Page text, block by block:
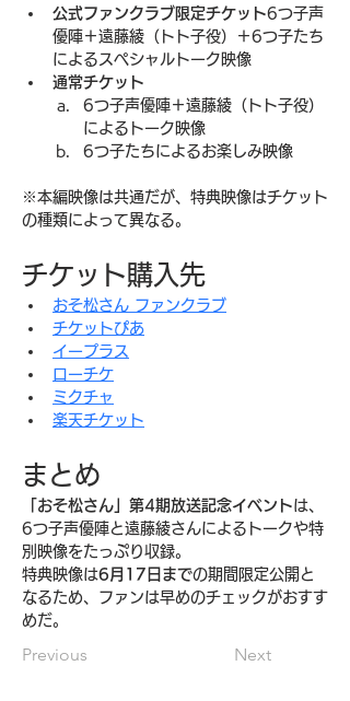
公式ファンクラブ限定チケット6つ子声
優陣＋遠藤綾（トト子役）＋6つ子たち
によるスペシャルトーク映像
通常チケット
6つ子声優陣＋遠藤綾（トト子役）
によるトーク映像
6つ子たちによるお楽しみ映像
※本編映像は共通だが、特典映像はチケット
の種類によって異なる。
チケット購入先
おそ松さん ファンクラブ
チケットぴあ
イープラス
ローチケ
ミクチャ
楽天チケット
まとめ
「おそ松さん」第4期放送記念イベントは、
6つ子声優陣と遠藤綾さんによるトークや特
別映像をたっぷり収録。
特典映像は6月17日までの期間限定公開と
なるため、ファンは早めのチェックがおすす
めだ。
Previous Next